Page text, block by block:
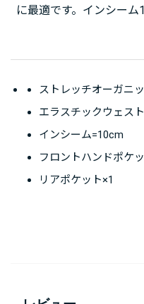
に最適です。インシーム
ストレッチオーガニ
エラスチックウェス
インシーム=10cm
フロントハンドポケ
リアポケット×1